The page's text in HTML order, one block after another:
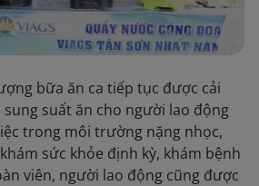
bữa ăn ca tiếp tục được cải
sung suất ăn cho người lao động
trong môi trường nặng nhọc,
sức khỏe định kỳ, khám bệnh
viên, người lao động cũng được